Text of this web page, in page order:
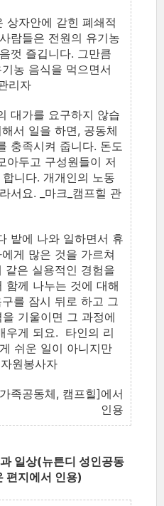
상자안에 갇힌 폐쇄적
람들은 전원의 유기농
껏 즐깁니다. 그만큼
농 음식을 먹으면서
리자
대가를 요구하지 않습
서 일을 하면, 공동체
충족시켜 줍니다. 돈도
아두고 구성원들이 저
니다. 개개인의 노동
서요. _마크_캠프힐 관
밭에 나와 일하면서 휴
게 많은 것을 가르쳐
은 실용적인 경험을
함께 나누는 것에 대해
를 잠시 뒤로 하고 그
기울이면 그 과정에
우게 되요. 타인의 리
쉬운 일이 아니지만
원봉사자
족공동체, 캠프힐]에서
인용
일상(뉴튼디 성인공동
편지에서 인용)